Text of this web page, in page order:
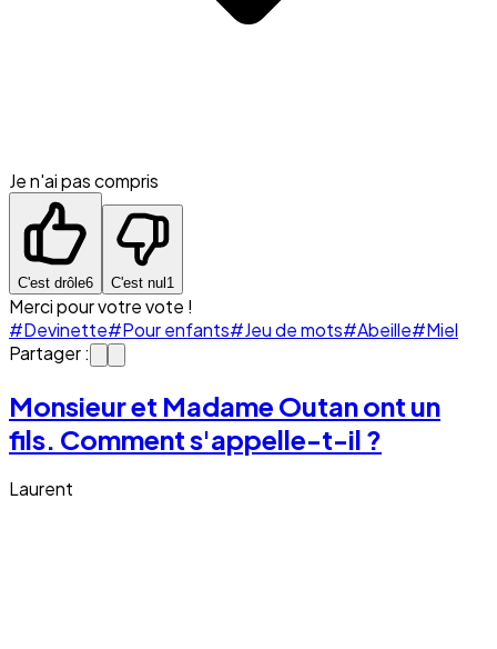
Je n'ai pas compris
C'est drôle6 C'est nul1
Merci pour votre vote !
#Devinette#Pour enfants#Jeu de mots#Abeille#Miel
Partager :
Monsieur et Madame Outan ont un
fils. Comment s'appelle-t-il ?
Laurent